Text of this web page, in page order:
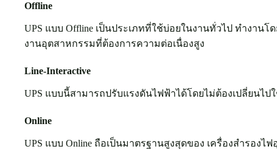
Offline
UPS แบบ Offline เป็นประเภทที่ใช้บ่อยในงานทั่วไป ทำงา
งานอุตสาหกรรมที่ต้องการความต่อเนื่องสูง
Line-Interactive
UPS แบบนี้สามารถปรับแรงดันไฟฟ้าได้โดยไม่ต้องเปลี่ยนไ
Online
UPS แบบ Online ถือเป็นมาตรฐานสูงสุดของ เครื่องสำรอ